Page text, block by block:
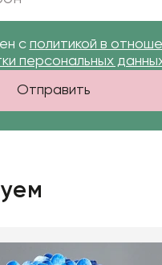
с политикой в
персональных
Отправить